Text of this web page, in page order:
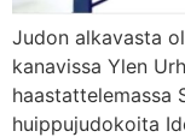
Judon alkavasta
kanavissa Ylen
haastattelemassa
huippujudokoita